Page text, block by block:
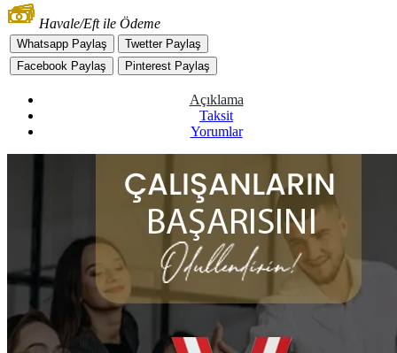
Havale/Eft ile Ödeme
Whatsapp Paylaş
Twetter Paylaş
Facebook Paylaş
Pinterest Paylaş
Açıklama
Taksit
Yorumlar